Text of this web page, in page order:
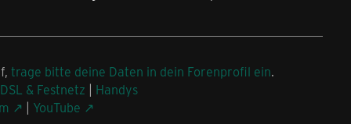
trage bitte deine Daten in dein Forenprofil ein.
DSL & Festnetz | Handys
| YouTube